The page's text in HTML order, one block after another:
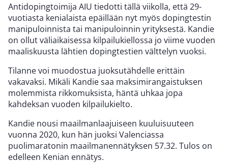
Antidopingtoimija AIU tiedotti tällä viikolla, että 29-
vuotiasta kenialaista epäillään nyt myös dopingtestin
manipuloinnista tai manipuloinnin yrityksestä. Kandie
on ollut väliaikaisessa kilpailukiellossa jo viime vuoden
maaliskuusta lähtien dopingtestien välttelyn vuoksi.
Tilanne voi muodostua juoksutähdelle erittäin
vakavaksi. Mikäli Kandie saa maksimirangaistuksen
molemmista rikkomuksista, häntä uhkaa jopa
kahdeksan vuoden kilpailukielto.
Kandie nousi maailmanlaajuiseen kuuluisuuteen
vuonna 2020, kun hän juoksi Valenciassa
puolimaratonin maailmanennätyksen 57.32. Tulos on
edelleen Kenian ennätys.